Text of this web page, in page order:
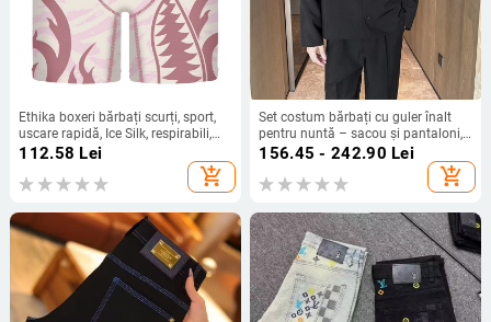
Ethika boxeri bărbați scurți, sport,
uscare rapidă, Ice Silk, respirabili,
anti-frecare în zona inghinală
112.58 Lei
add_shopping_cart
Set costum bărbați cu guler înalt
pentru nuntă – sacou și pantaloni,
închidere cu un nasture, croială
156.45 - 242.90 Lei
add_shopping_cart